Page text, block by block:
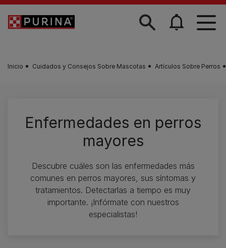
Skip to main content
Inicio Cuidados y Consejos Sobre Mascotas Artículos Sobre Perros
Enfermedades en perros
mayores
Descubre cuáles son las enfermedades más
comunes en perros mayores, sus síntomas y
tratamientos. Detectarlas a tiempo es muy
importante. ¡Infórmate con nuestros
especialistas!